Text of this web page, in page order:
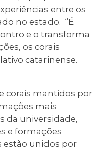
entre os
no estado. “É
e o transforma
os corais
catarinense.
corais mantidos por
mais
da universidade,
e formações
estão unidos por